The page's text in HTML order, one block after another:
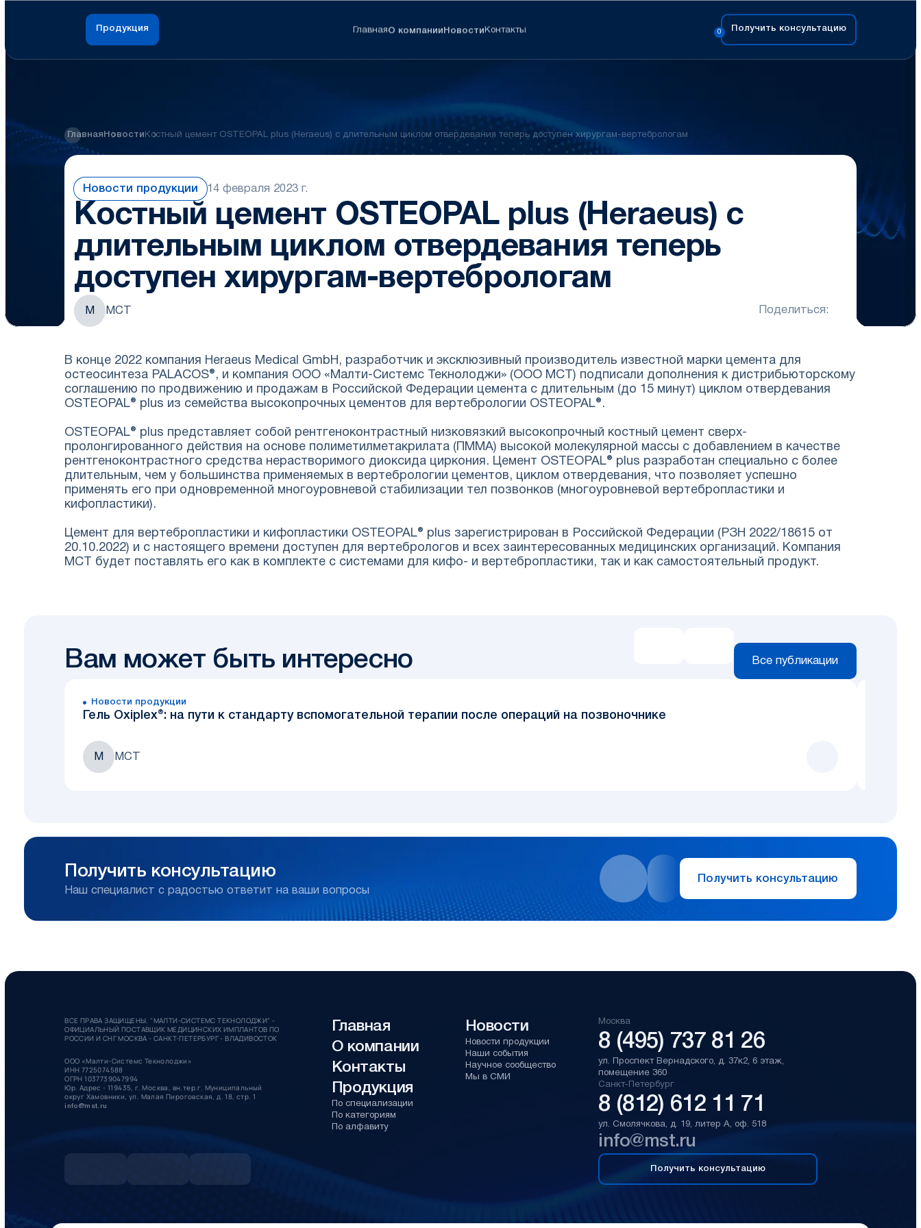
Продукция ГлавнаяО компанииНовостиКонтакты 0 Получить консультацию
Главная Новости Костный цемент OSTEOPAL plus (Heraeus) с длительным циклом отвердевания теперь доступен хирургам-вертебрологам
Новости продукции 14 февраля 2023 г.
Костный цемент OSTEOPAL plus (Heraeus) с
длительным циклом отвердевания теперь
доступен хирургам-вертебрологам
М МСТ Поделиться:
В конце 2022 компания Heraeus Medical GmbH, разработчик и эксклюзивный производитель известной марки цемента для
остеосинтеза PALACOS®, и компания ООО «Малти-Системс Текнолоджи» (ООО МСТ) подписали дополнения к дистрибьюторскому
соглашению по продвижению и продажам в Российской Федерации цемента с длительным (до 15 минут) циклом отвердевания
OSTEOPAL® plus из семейства высокопрочных цементов для вертебрологии OSTEOPAL®.
OSTEOPAL® plus представляет собой рентгеноконтрастный низковязкий высокопрочный костный цемент сверх-
пролонгированного действия на основе полиметилметакрилата (ПММА) высокой молекулярной массы с добавлением в качестве
рентгеноконтрастного средства нерастворимого диоксида циркония. Цемент OSTEOPAL® plus разработан специально с более
длительным, чем у большинства применяемых в вертебрологии цементов, циклом отвердевания, что позволяет успешно
применять его при одновременной многоуровневой стабилизации тел позвонков (многоуровневой вертебропластики и
кифопластики).
Цемент для вертебропластики и кифопластики OSTEOPAL® plus зарегистрирован в Российской Федерации (РЗН 2022/18615 от
20.10.2022) и с настоящего времени доступен для вертебрологов и всех заинтересованных медицинских организаций. Компания
МСТ будет поставлять его как в комплекте с системами для кифо- и вертебропластики, так и как самостоятельный продукт.
Вам может быть интересно Все публикации
Новости продукции
Гель Oxiplex®: на пути к стандарту вспомогательной терапии после операций на позвоночнике
М МСТ
Получить консультацию
Наш специалист с радостью ответит на ваши вопросы
Получить консультацию
ВСЕ ПРАВА ЗАЩИЩЕНЫ. "МАЛТИ-СИСТЕМС ТЕКНОЛОДЖИ" -
ОФИЦИАЛЬНЫЙ ПОСТАВЩИК МЕДИЦИНСКИХ ИМПЛАНТОВ ПО
РОССИИ И СНГ МОСКВА - САНКТ-ПЕТЕРБУРГ - ВЛАДИВОСТОК
ООО «Малти-Системс Текнолоджи»
ИНН 7725074588
ОГРН 1037739047994
Юр. Адрес - 119435, г. Москва, вн.тер.г. Муниципальный
округ Хамовники, ул. Малая Пироговская, д. 18, стр. 1
info@mst.ru
Главная
О компании
Контакты
Продукция
По специализации
По категориям
По алфавиту
Новости
Новости продукции
Наши события
Научное сообщество
Мы в СМИ
Москва
8 (495) 737 81 26
ул. Проспект Вернадского, д. 37к2, 6 этаж,
помещение 360
Санкт-Петербург
8 (812) 612 11 71
ул. Смолячкова, д. 19, литер А, оф. 518
info@mst.ru
Получить консультацию